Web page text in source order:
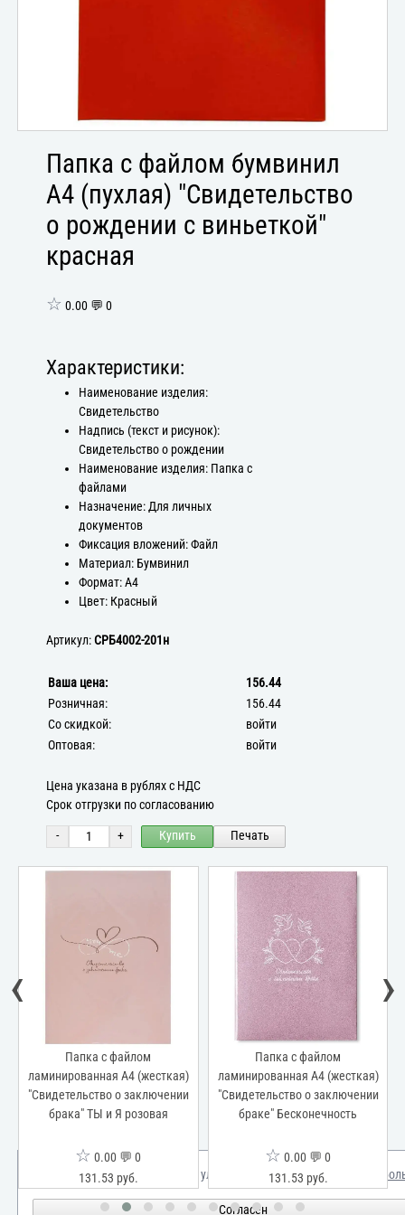
Папка с файлом бумвинил
А4 (пухлая) "Свидетельство
о рождении с виньеткой"
красная
☆ 0.00 💬 0
Характеристики:
Наименование изделия:
Свидетельство
Надпись (текст и рисунок):
Свидетельство о рождении
Наименование изделия: Папка с
файлами
Назначение: Для личных
документов
Фиксация вложений: Файл
Материал: Бумвинил
Формат: А4
Цвет: Красный
Артикул:СРБ4002-201н
Ваша цена:
156.44
Розничная:
156.44
Со скидкой:
войти
Оптовая:
войти
Цена указана в рублях с НДС
Срок отгрузки по согласованию
- + Купить Печать
Папка с файлом
ламинированная А4 (жесткая)
"Свидетельство о заключении
брака" ТЫ и Я розовая
☆ 0.00 💬 0
131.53 руб.
Папка с файлом
ламинированная А4 (жесткая)
"Свидетельство о заключении
браке" Бесконечность
☆ 0.00 💬 0
131.53 руб.
‹ ›
Мы используем куки для улучшения вашего опыта. Узнать
Согласен